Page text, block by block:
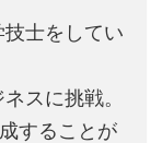
士をしてい
スに挑戦。
することが